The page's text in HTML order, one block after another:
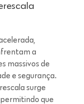
a
massivos de
e segurança.
surge
que